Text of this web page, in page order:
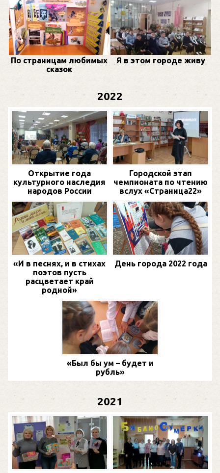
По страницам любимых
сказок
Я в этом городе живу
2022
Открытие года
культурного наследия
народов России
Городской этап
чемпионата по чтению
вслух «Страница22»
«И в песнях, и в стихах
поэтов пусть
расцветает край
родной»
День города 2022 года
«Был бы ум – будет и
рубль»
2021